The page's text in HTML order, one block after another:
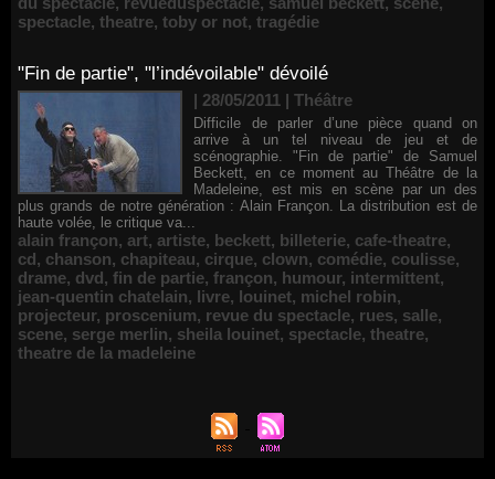
spectacle, theatre, toby or not, tragédie
"Fin de partie", "l’indévoilable" dévoilé
| 28/05/2011 | Théâtre
Difficile de parler d’une pièce quand on
arrive à un tel niveau de jeu et de
scénographie. "Fin de partie" de Samuel
Beckett, en ce moment au Théâtre de la
Madeleine, est mis en scène par un des
plus grands de notre génération : Alain Françon. La distribution est de
haute volée, le critique va...
alain françon, art, artiste, beckett, billeterie, cafe-theatre,
cd, chanson, chapiteau, cirque, clown, comédie, coulisse,
drame, dvd, fin de partie, françon, humour, intermittent,
jean-quentin chatelain, livre, louinet, michel robin,
projecteur, proscenium, revue du spectacle, rues, salle,
scene, serge merlin, sheila louinet, spectacle, theatre,
theatre de la madeleine